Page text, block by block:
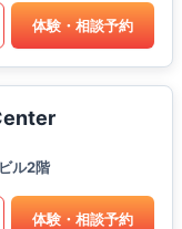
体験・相談予約
ル2階
体験・相談予約